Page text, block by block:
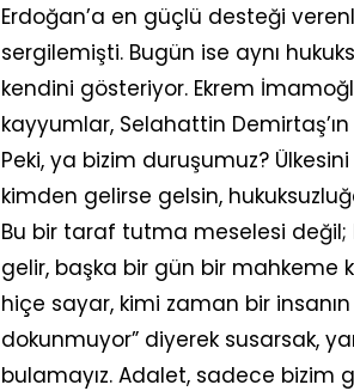
Erdoğan’a en güçlü desteği
sergilemişti. Bugün ise aynı
kendini gösteriyor. Ekrem
kayyumlar, Selahattin Demirtaş’ın
Peki, ya bizim duruşumuz?
kimden gelirse gelsin,
Bu bir taraf tutma meselesi değil;
gelir, başka bir gün bir mahkeme
hiçe sayar, kimi zaman bir
dokunmuyor” diyerek susarsak,
bulamayız. Adalet, sadece bizim